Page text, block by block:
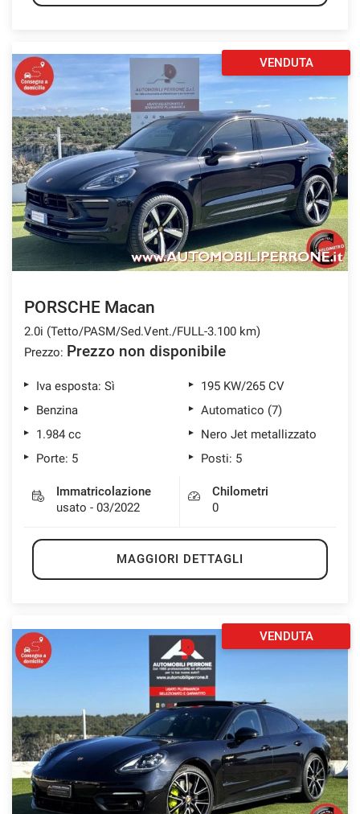
VENDUTA
PORSCHE Macan
2.0i (Tetto/PASM/Sed.Vent./FULL-3.100 km)
Prezzo: Prezzo non disponibile
Iva esposta: Sì
195 KW/265 CV
Benzina
Automatico (7)
1.984 cc
Nero Jet metallizzato
Porte: 5
Posti: 5
Immatricolazione
usato - 03/2022
Chilometri
0
MAGGIORI DETTAGLI
VENDUTA